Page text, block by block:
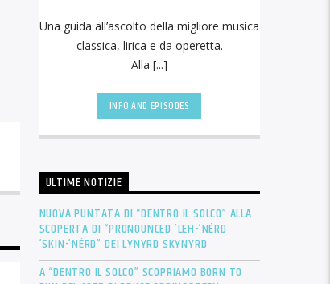
Una guida all’ascolto della migliore musica
classica, lirica e da operetta.
Alla [...]
INFO AND EPISODES
ULTIME NOTIZIE
NUOVA PUNTATA DI “DENTRO IL SOLCO” ALLA
SCOPERTA DI “PRONOUNCED ’LEH-’NÉRD
’SKIN-’NÉRD” DEI LYNYRD SKYNYRD
A “DENTRO IL SOLCO” SCOPRIAMO BORN TO